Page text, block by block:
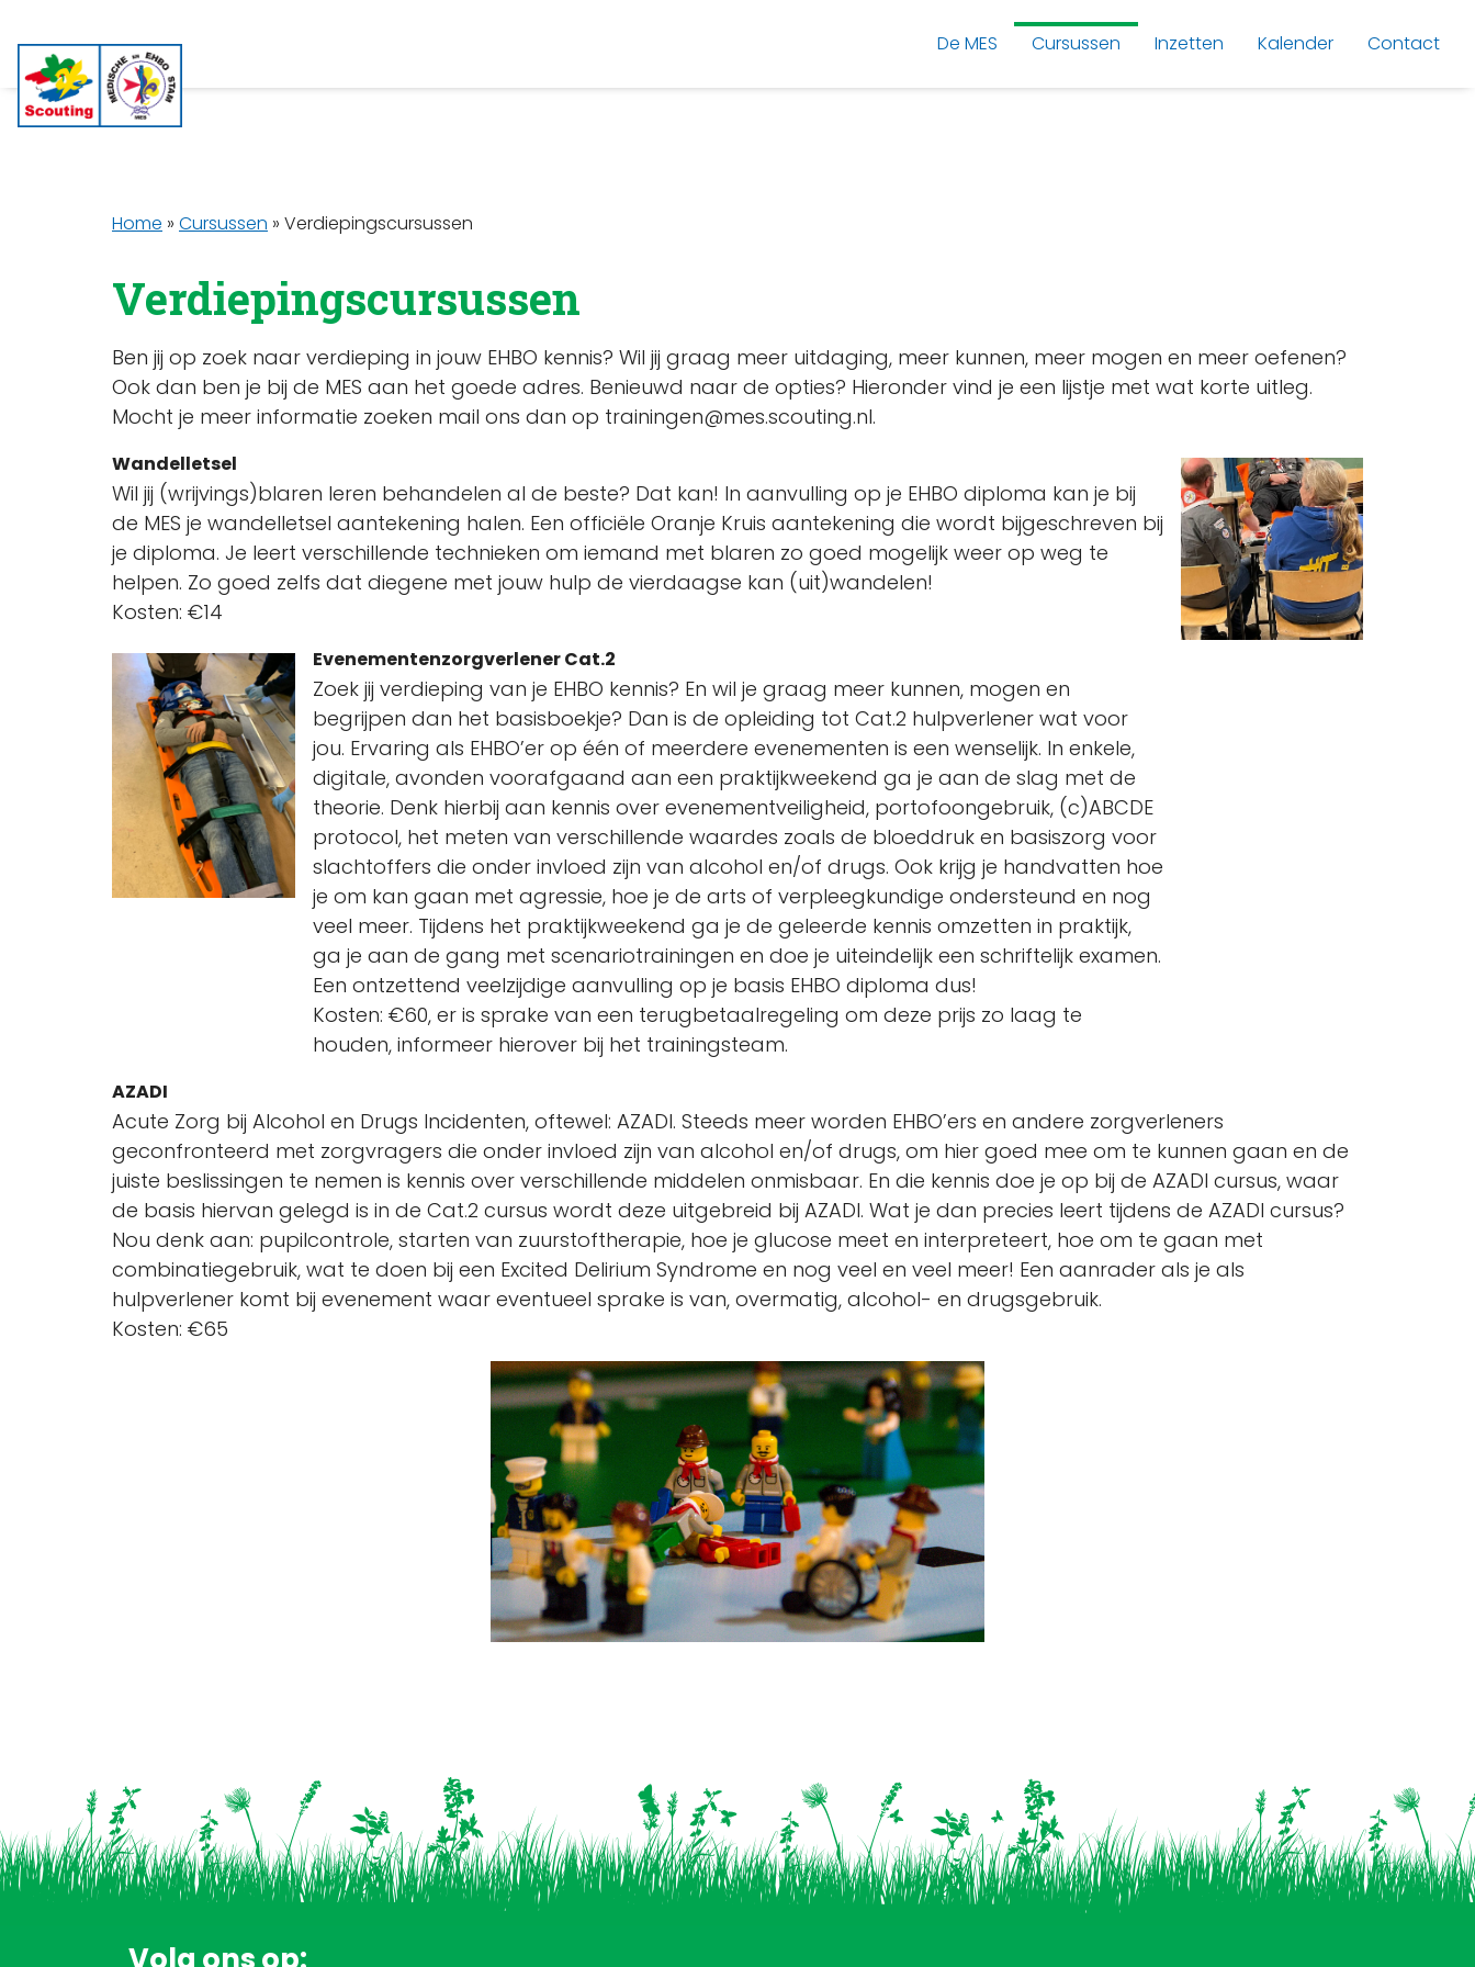
De MES Cursussen Inzetten Kalender Contact
Home » Cursussen » Verdiepingscursussen
Verdiepingscursussen
Ben jij op zoek naar verdieping in jouw EHBO kennis? Wil jij graag meer uitdaging, meer kunnen, meer mogen en meer oefenen?
Ook dan ben je bij de MES aan het goede adres. Benieuwd naar de opties? Hieronder vind je een lijstje met wat korte uitleg.
Mocht je meer informatie zoeken mail ons dan op trainingen@mes.scouting.nl.
Wandelletsel
Wil jij (wrijvings)blaren leren behandelen al de beste? Dat kan! In aanvulling op je EHBO diploma kan je bij
de MES je wandelletsel aantekening halen. Een officiële Oranje Kruis aantekening die wordt bijgeschreven bij
je diploma. Je leert verschillende technieken om iemand met blaren zo goed mogelijk weer op weg te
helpen. Zo goed zelfs dat diegene met jouw hulp de vierdaagse kan (uit)wandelen!
Kosten: €14
Evenementenzorgverlener Cat.2
Zoek jij verdieping van je EHBO kennis? En wil je graag meer kunnen, mogen en
begrijpen dan het basisboekje? Dan is de opleiding tot Cat.2 hulpverlener wat voor
jou. Ervaring als EHBO’er op één of meerdere evenementen is een wenselijk. In enkele,
digitale, avonden voorafgaand aan een praktijkweekend ga je aan de slag met de
theorie. Denk hierbij aan kennis over evenementveiligheid, portofoongebruik, (c)ABCDE
protocol, het meten van verschillende waardes zoals de bloeddruk en basiszorg voor
slachtoffers die onder invloed zijn van alcohol en/of drugs. Ook krijg je handvatten hoe
je om kan gaan met agressie, hoe je de arts of verpleegkundige ondersteund en nog
veel meer. Tijdens het praktijkweekend ga je de geleerde kennis omzetten in praktijk,
ga je aan de gang met scenariotrainingen en doe je uiteindelijk een schriftelijk examen.
Een ontzettend veelzijdige aanvulling op je basis EHBO diploma dus!
Kosten: €60, er is sprake van een terugbetaalregeling om deze prijs zo laag te
houden, informeer hierover bij het trainingsteam.
AZADI
Acute Zorg bij Alcohol en Drugs Incidenten, oftewel: AZADI. Steeds meer worden EHBO’ers en andere zorgverleners
geconfronteerd met zorgvragers die onder invloed zijn van alcohol en/of drugs, om hier goed mee om te kunnen gaan en de
juiste beslissingen te nemen is kennis over verschillende middelen onmisbaar. En die kennis doe je op bij de AZADI cursus, waar
de basis hiervan gelegd is in de Cat.2 cursus wordt deze uitgebreid bij AZADI. Wat je dan precies leert tijdens de AZADI cursus?
Nou denk aan: pupilcontrole, starten van zuurstoftherapie, hoe je glucose meet en interpreteert, hoe om te gaan met
combinatiegebruik, wat te doen bij een Excited Delirium Syndrome en nog veel en veel meer! Een aanrader als je als
hulpverlener komt bij evenement waar eventueel sprake is van, overmatig, alcohol- en drugsgebruik.
Kosten: €65